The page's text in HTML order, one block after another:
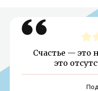
Счастье — это
это